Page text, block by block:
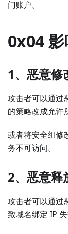
门账户。
0x04
1、恶意修
攻击者可以通过
的策略改成允许
或者将安全组修
务不可访问。
2、恶意释
攻击者可以通过
致域名绑定 IP